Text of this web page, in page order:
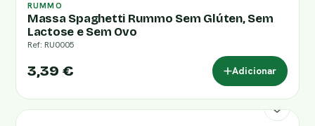
RUMMO
Massa Spaghetti Rummo Sem Glúten, Sem
Lactose e Sem Ovo
Ref: RU0005
3,39 € Adicionar